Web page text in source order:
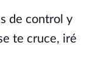
de control y
te cruce, iré